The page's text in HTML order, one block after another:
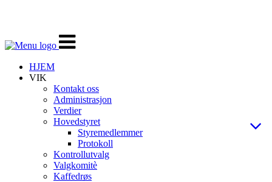
Veksle
navigasjon
HJEM
VIK
Kontakt oss
Administrasjon
Verdier
Hovedstyret
Styremedlemmer
Protokoll
Kontrollutvalg
Valgkomitè
Kaffedrøs